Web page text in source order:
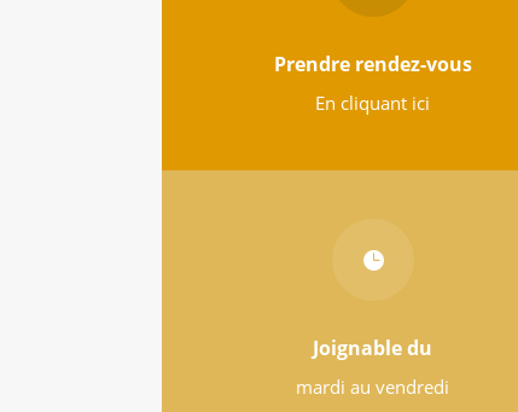
Prendre rendez-vous
En cliquant ici

Joignable du
mardi au vendredi